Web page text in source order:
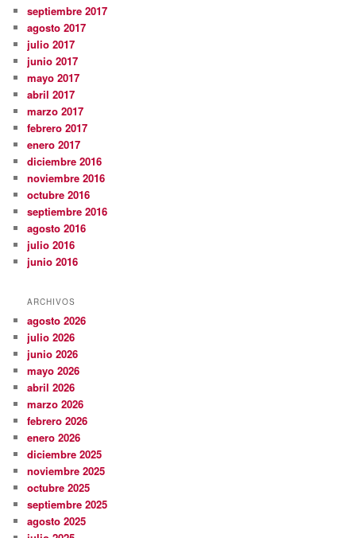
septiembre 2017
agosto 2017
julio 2017
junio 2017
mayo 2017
abril 2017
marzo 2017
febrero 2017
enero 2017
diciembre 2016
noviembre 2016
octubre 2016
septiembre 2016
agosto 2016
julio 2016
junio 2016
ARCHIVOS
agosto 2026
julio 2026
junio 2026
mayo 2026
abril 2026
marzo 2026
febrero 2026
enero 2026
diciembre 2025
noviembre 2025
octubre 2025
septiembre 2025
agosto 2025